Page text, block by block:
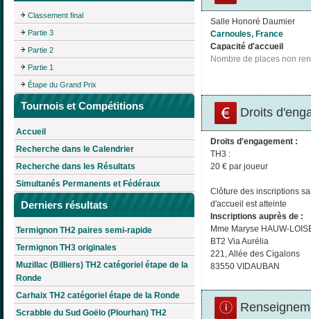
Classement final
Partie 3
Partie 2
Partie 1
Étape du Grand Prix
Tournois et Compétitions
Accueil
Recherche dans le Calendrier
Recherche dans les Résultats
Simultanés Permanents et Fédéraux
Derniers résultats
Termignon TH2 paires semi-rapide
Termignon TH3 originales
Muzillac (Billiers) TH2 catégoriel étape de la
Ronde
Carhaix TH2 catégoriel étape de la Ronde
Scrabble du Sud Goëlo (Plourhan) TH2
Salle Honoré Daumier
Carnoules, France
Capacité d'accueil
Nombre de places non
Droits
Droits d'engagement :
TH3 :
20 € par joueur
Clôture des inscriptions
d'accueil est atteinte
Inscriptions auprès de :
Mme Maryse HAUW-
BT2 Via Aurélia
221, Allée des Cigalons
83550 VIDAUBAN